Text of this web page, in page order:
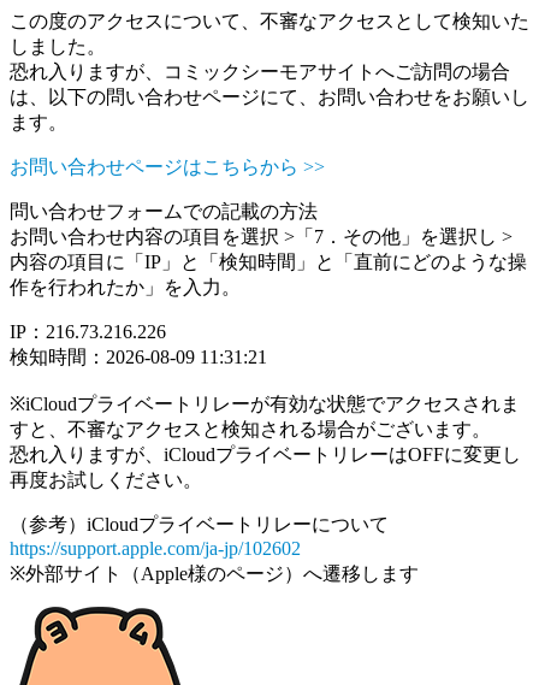
この度のアクセスについて、不審なアクセスとして検知いた
しました。
恐れ入りますが、コミックシーモアサイトへご訪問の場合
は、以下の問い合わせページにて、お問い合わせをお願いし
ます。
お問い合わせページはこちらから >>
問い合わせフォームでの記載の方法
お問い合わせ内容の項目を選択 >「7．その他」を選択し >
内容の項目に「IP」と「検知時間」と「直前にどのような操
作を行われたか」を入力。
IP：216.73.216.226
検知時間：2026-08-09 11:31:21
※iCloudプライベートリレーが有効な状態でアクセスされま
すと、不審なアクセスと検知される場合がございます。
恐れ入りますが、iCloudプライベートリレーはOFFに変更し
再度お試しください。
（参考）iCloudプライベートリレーについて
https://support.apple.com/ja-jp/102602
※外部サイト（Apple様のページ）へ遷移します